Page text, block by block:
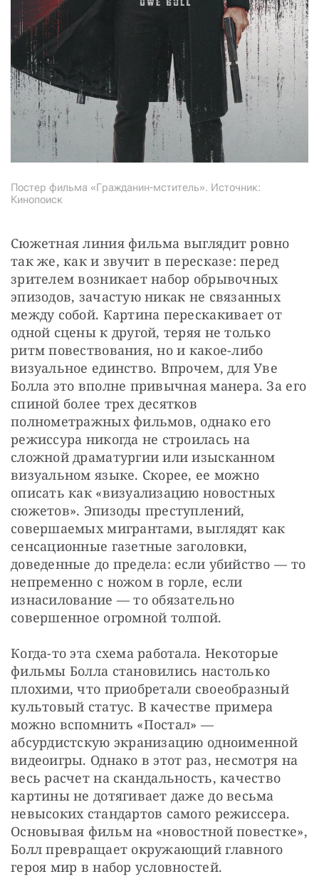
Постер фильма «Гражданин-мститель». Источник:
Кинопоиск
Сюжетная линия фильма выглядит ровно
так же, как и звучит в пересказе: перед
зрителем возникает набор обрывочных
эпизодов, зачастую никак не связанных
между собой. Картина перескакивает от
одной сцены к другой, теряя не только
ритм повествования, но и какое-либо
визуальное единство. Впрочем, для Уве
Болла это вполне привычная манера. За его
спиной более трех десятков
полнометражных фильмов, однако его
режиссура никогда не строилась на
сложной драматургии или изысканном
визуальном языке. Скорее, ее можно
описать как «визуализацию новостных
сюжетов». Эпизоды преступлений,
совершаемых мигрантами, выглядят как
сенсационные газетные заголовки,
доведенные до предела: если убийство — то
непременно с ножом в горле, если
изнасилование — то обязательно
совершенное огромной толпой.
Когда-то эта схема работала. Некоторые
фильмы Болла становились настолько
плохими, что приобретали своеобразный
культовый статус. В качестве примера
можно вспомнить «Постал» —
абсурдистскую экранизацию одноименной
видеоигры. Однако в этот раз, несмотря на
весь расчет на скандальность, качество
картины не дотягивает даже до весьма
невысоких стандартов самого режиссера.
Основывая фильм на «новостной повестке»,
Болл превращает окружающий главного
героя мир в набор условностей.